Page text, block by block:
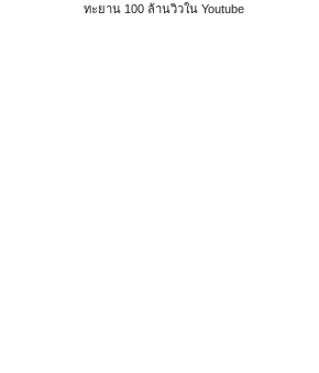
ทะยาน 100 ล้านวิวใน Youtube